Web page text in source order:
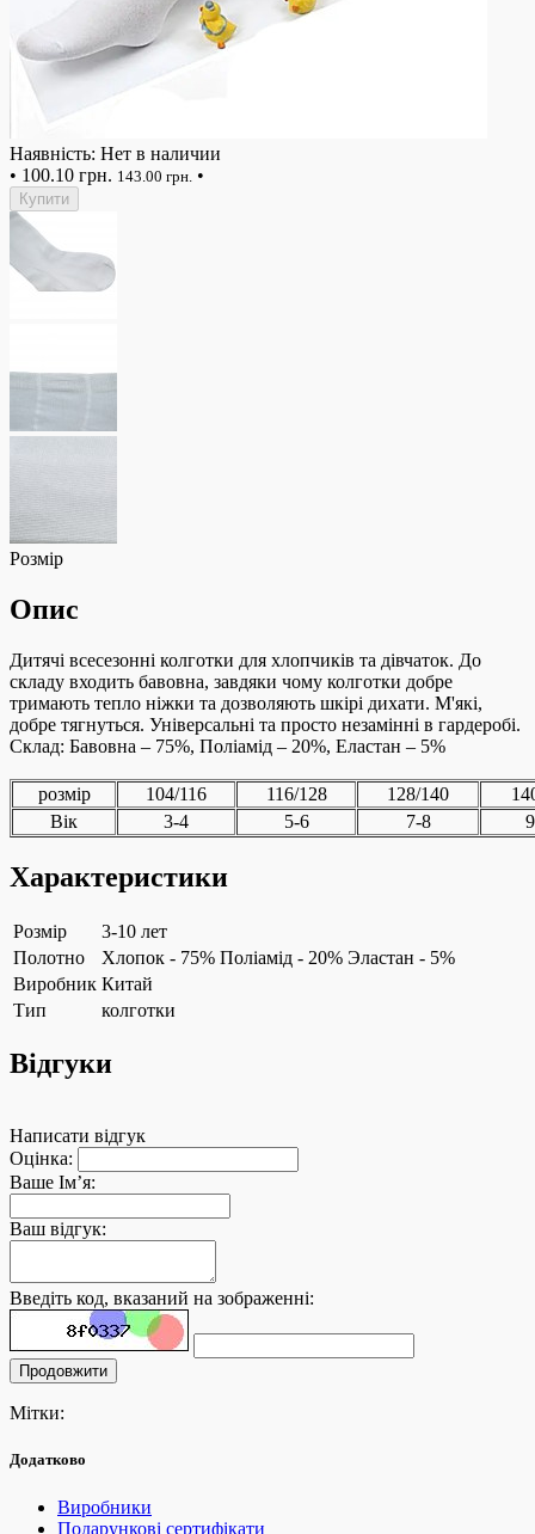
Наявність: Нет в наличии
• 100.10 грн. 143.00 грн. •
Купити
Розмір
Опис
Дитячі всесезонні колготки для хлопчиків та дівчаток. До
складу входить бавовна, завдяки чому колготки добре
тримають тепло ніжки та дозволяють шкірі дихати. М'які,
добре тягнуться. Універсальні та просто незамінні в гардеробі.
Склад: Бавовна – 75%, Поліамід – 20%, Еластан – 5%
розмір 104/116 116/128 128/140
Вік
3-4 5-6 7-8
Характеристики
Розмір
3-10 лет
Полотно
Хлопок - 75% Поліамід - 20% Эластан - 5%
Виробник Китай
Тип
колготки
Відгуки
Написати відгук
Оцінка:
Ваше Ім’я:
Ваш відгук:
Введіть код, вказаний на зображенні:
Продовжити
Мітки:
Додатково
Виробники
Подарункові сертифікати